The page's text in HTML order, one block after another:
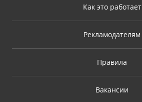
Как это работает
Рекламодателям
Правила
Вакансии